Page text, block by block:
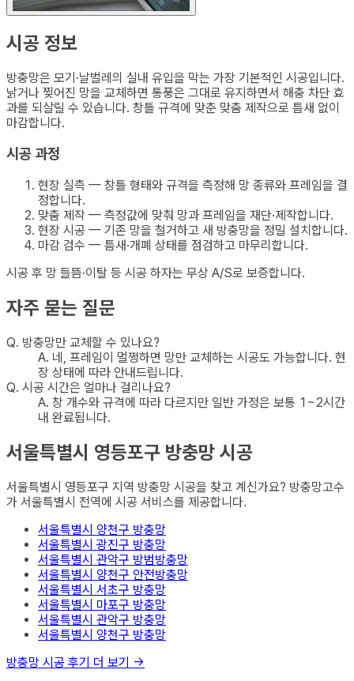
시공 정보
방충망은 모기·날벌레의 실내 유입을 막는 가장 기본적인 시공입니다.
낡거나 찢어진 망을 교체하면 통풍은 그대로 유지하면서 해충 차단 효
과를 되살릴 수 있습니다. 창틀 규격에 맞춘 맞춤 제작으로 틈새 없이
마감합니다.
시공 과정
현장 실측 — 창틀 형태와 규격을 측정해 망 종류와 프레임을 결
정합니다.
맞춤 제작 — 측정값에 맞춰 망과 프레임을 재단·제작합니다.
현장 시공 — 기존 망을 철거하고 새 방충망을 정밀 설치합니다.
마감 검수 — 틈새·개폐 상태를 점검하고 마무리합니다.
시공 후 망 들뜸·이탈 등 시공 하자는 무상 A/S로 보증합니다.
자주 묻는 질문
Q. 방충망만 교체할 수 있나요?
A. 네, 프레임이 멀쩡하면 망만 교체하는 시공도 가능합니다. 현
장 상태에 따라 안내드립니다.
Q. 시공 시간은 얼마나 걸리나요?
A. 창 개수와 규격에 따라 다르지만 일반 가정은 보통 1~2시간
내 완료됩니다.
서울특별시 영등포구 방충망 시공
서울특별시 영등포구 지역 방충망 시공을 찾고 계신가요? 방충망고수
가 서울특별시 전역에 시공 서비스를 제공합니다.
서울특별시 양천구 방충망
서울특별시 광진구 방충망
서울특별시 관악구 방범방충망
서울특별시 양천구 안전방충망
서울특별시 서초구 방충망
서울특별시 마포구 방충망
서울특별시 관악구 방충망
서울특별시 양천구 방충망
방충망 시공 후기 더 보기 →